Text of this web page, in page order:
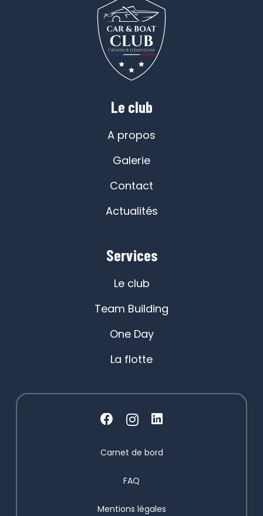
Le club
A propos
Galerie
Contact
Actualités
Services
Le club
Team Building
One Day
La flotte
Carnet de bord
FAQ
Mentions légales